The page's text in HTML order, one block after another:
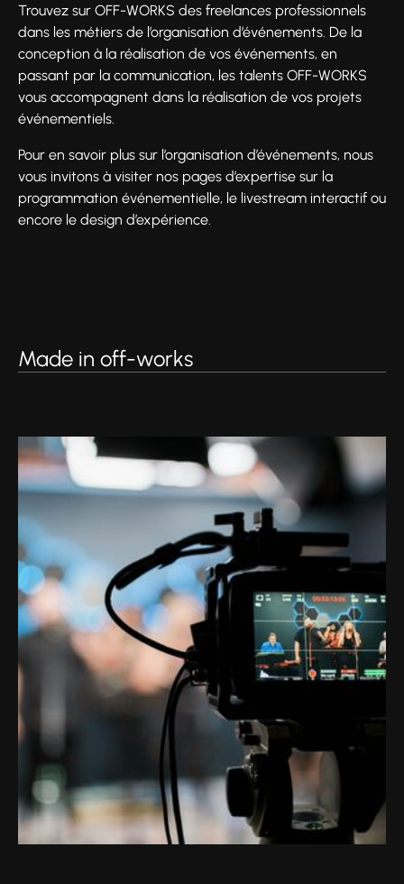
Trouvez sur OFF-WORKS des freelances professionnels
dans les métiers de l’organisation d’événements. De la
conception à la réalisation de vos événements, en
passant par la communication, les talents OFF-WORKS
vous accompagnent dans la réalisation de vos projets
événementiels.
Pour en savoir plus sur l’organisation d’événements, nous
vous invitons à visiter nos pages d’expertise sur la
programmation événementielle, le livestream interactif ou
encore le design d’expérience.
Made in off-works